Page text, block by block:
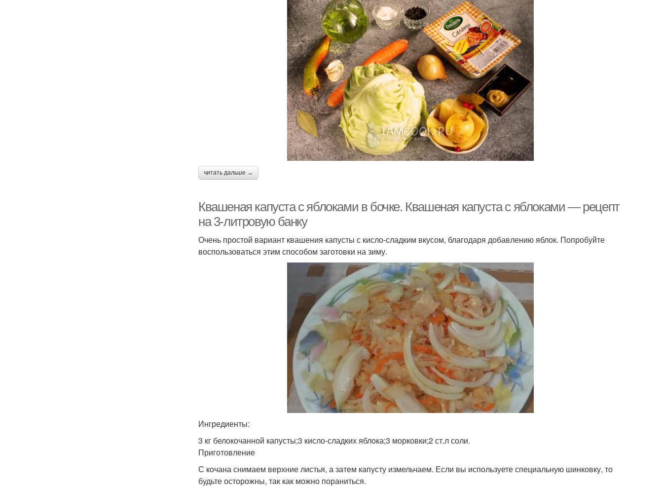
читать дальше →
Квашеная капуста с яблоками в бочке. Квашеная капуста с яблоками — рецепт
на 3-литровую банку
Очень простой вариант квашения капусты с кисло-сладким вкусом, благодаря добавлению яблок. Попробуйте
воспользоваться этим способом заготовки на зиму.
Ингредиенты:
3 кг белокочанной капусты;3 кисло-сладких яблока;3 морковки;2 ст.л соли.
Приготовление
С кочана снимаем верхние листья, а затем капусту измельчаем. Если вы используете специальную шинковку, то
будьте осторожны, так как можно пораниться.